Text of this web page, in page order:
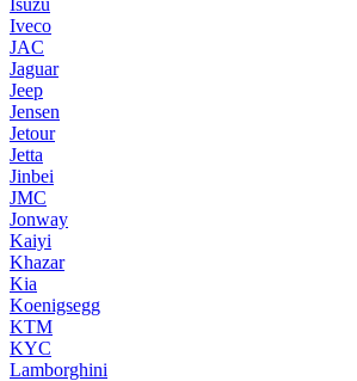
Iveco
JAC
Jaguar
Jeep
Jensen
Jetour
Jetta
Jinbei
JMC
Jonway
Kaiyi
Khazar
Kia
Koenigsegg
KTM
KYC
Lamborghini